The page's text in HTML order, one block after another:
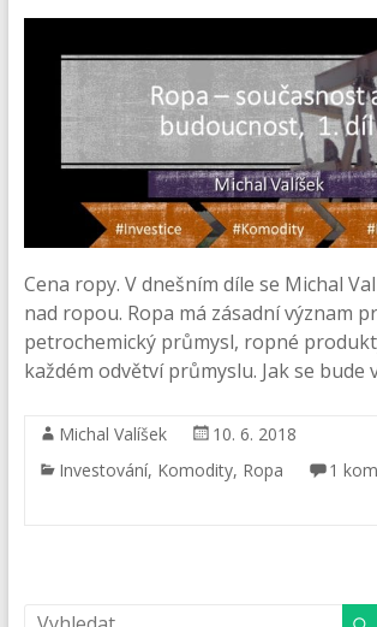
Cena ropy. V dnešním díle se Michal
nad ropou. Ropa má zásadní význam
petrochemický průmysl, ropné
každém odvětví průmyslu. Jak se bude
Michal Valíšek
10. 6. 2018
Investování, Komodity, Ropa
1